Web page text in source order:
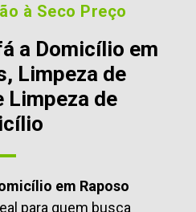
à Seco Preço
a Domicílio em
Limpeza de
Limpeza de
em Raposo
para quem busca